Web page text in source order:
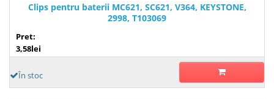
Clips pentru baterii MC621, SC621, V364, KEYSTONE,
2998, T103069
Pret:
3,58lei
În stoc